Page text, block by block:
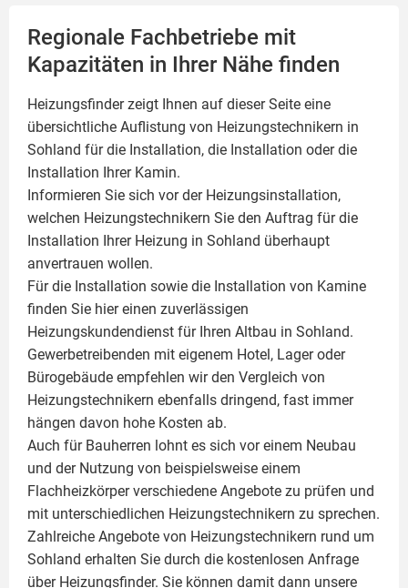
Regionale Fachbetriebe mit
Kapazitäten in Ihrer Nähe finden
Heizungsfinder zeigt Ihnen auf dieser Seite eine
übersichtliche Auflistung von Heizungstechnikern in
Sohland für die Installation, die Installation oder die
Installation Ihrer Kamin.
Informieren Sie sich vor der Heizungsinstallation,
welchen Heizungstechnikern Sie den Auftrag für die
Installation Ihrer Heizung in Sohland überhaupt
anvertrauen wollen.
Für die Installation sowie die Installation von Kamine
finden Sie hier einen zuverlässigen
Heizungskundendienst für Ihren Altbau in Sohland.
Gewerbetreibenden mit eigenem Hotel, Lager oder
Bürogebäude empfehlen wir den Vergleich von
Heizungstechnikern ebenfalls dringend, fast immer
hängen davon hohe Kosten ab.
Auch für Bauherren lohnt es sich vor einem Neubau
und der Nutzung von beispielsweise einem
Flachheizkörperverschiedene Angebote zu prüfen und
mit unterschiedlichen Heizungstechnikern zu sprechen.
Zahlreiche Angebote von Heizungstechnikern rund um
Sohland erhalten Sie durch die kostenlosen Anfrage
über Heizungsfinder. Sie können damit dann unsere